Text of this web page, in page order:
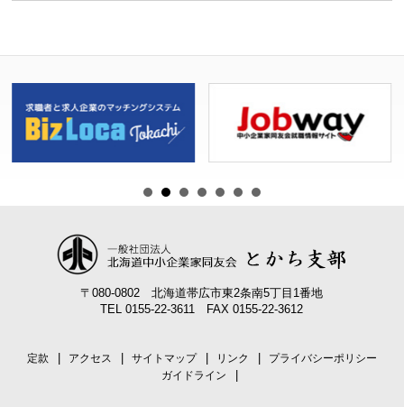
シ
ョ
ン
〒080-0802 北海道帯広市東2条南5丁目1番地
TEL 0155-22-3611 FAX 0155-22-3612
定款 アクセス サイトマップ リンク
プライバシーポリシー
ガイドライン